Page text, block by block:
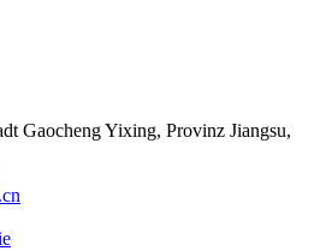
Gaocheng Yixing, Provinz Jiangsu,